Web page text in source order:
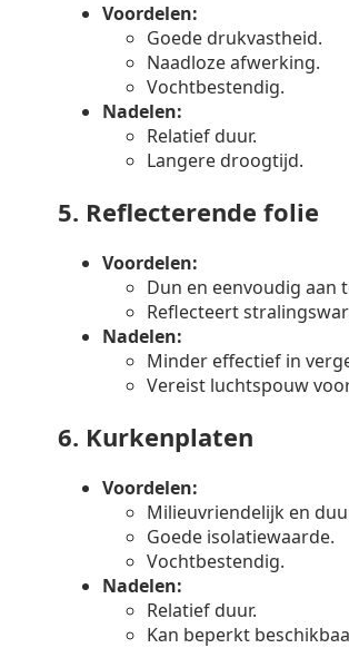
Voordelen:
Goede drukvastheid.
Naadloze afwerking.
Vochtbestendig.
Nadelen:
Relatief duur.
Langere droogtijd.
5. Reflecterende folie
Voordelen:
Dun en eenvoudig aan
Reflecteert
Nadelen:
Minder effectief in
Vereist luchtspouw
6. Kurkenplaten
Voordelen:
Milieuvriendelijk en
Goede isolatiewaarde.
Vochtbestendig.
Nadelen:
Relatief duur.
Kan beperkt